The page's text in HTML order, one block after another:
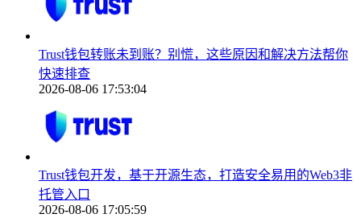
Trust钱包转账未到账？别慌，这些原因和解决方法帮你
快速排查
2026-08-06 17:53:04
Trust钱包开发，基于开源生态，打造安全易用的Web3非
托管入口
2026-08-06 17:05:59